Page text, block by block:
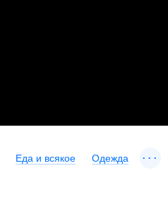
Еда и всякое Одежда ...